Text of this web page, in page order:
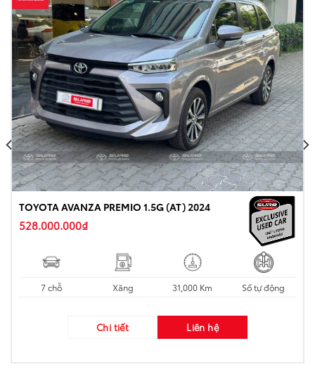
TOYOTA AVANZA PREMIO 1.5G (AT) 2024
528.000.000₫
7 chỗ Xăng 31,000 Km Số tự động
Chi tiết Liên hệ